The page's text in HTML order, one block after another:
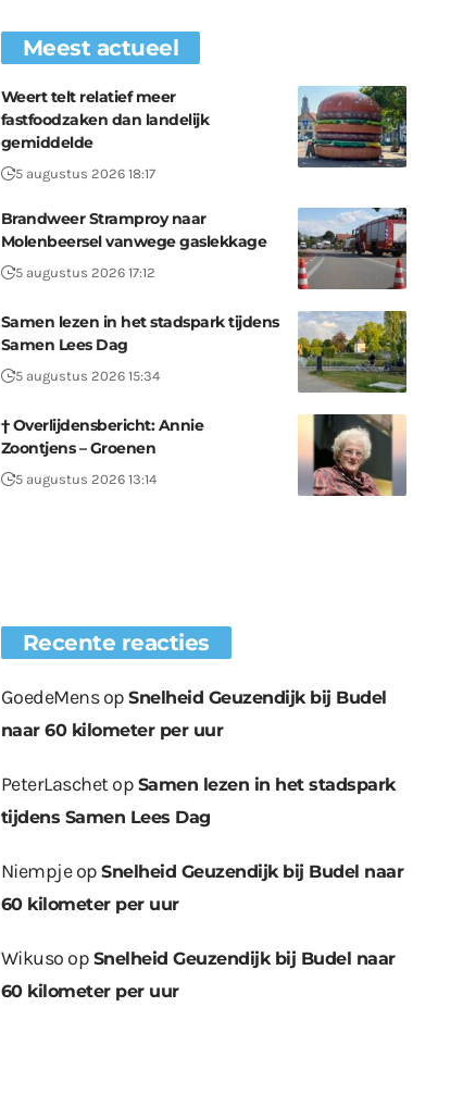
Meest actueel
Weert telt relatief meer
fastfoodzaken dan landelijk
gemiddelde
5 augustus 2026 18:17
Brandweer Stramproy naar
Molenbeersel vanwege gaslekkage
5 augustus 2026 17:12
Samen lezen in het stadspark tijdens
Samen Lees Dag
5 augustus 2026 15:34
† Overlijdensbericht: Annie
Zoontjens – Groenen
5 augustus 2026 13:14
Recente reacties
GoedeMensopSnelheid Geuzendijk bij Budel
naar 60 kilometer per uur
PeterLaschetop Samen lezen in het stadspark
tijdens Samen Lees Dag
NiempjeopSnelheid Geuzendijk bij Budel naar
60 kilometer per uur
Wikuso op Snelheid Geuzendijk bij Budel naar
60 kilometer per uur